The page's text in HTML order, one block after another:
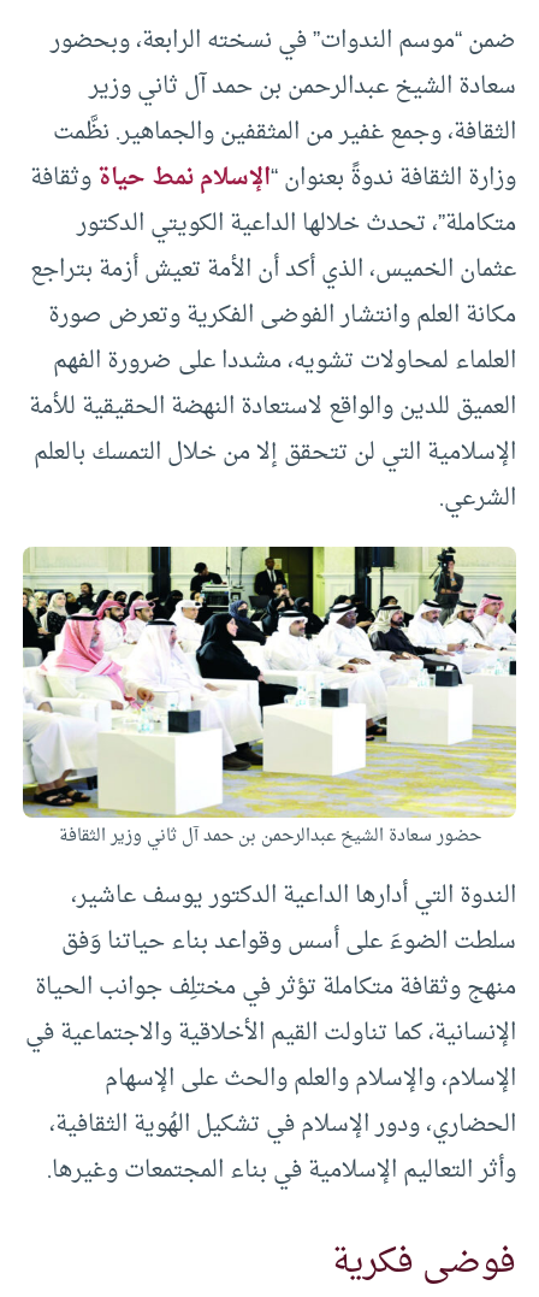
ضمن “موسم الندوات” في نسخته الرابعة، وبحضور
سعادة الشيخ عبدالرحمن بن حمد آل ثاني وزير
الثقافة، وجمع غفير من المثقفين والجماهير. نظَّمت
وزارة الثقافة ندوةً بعنوان “الإسلام نمط حياةوثقافة
متكاملة”، تحدث خلالها الداعية الكويتي الدكتور
عثمان الخميس، الذي أكد أن الأمة تعيش أزمة بتراجع
مكانة العلم وانتشار الفوضى الفكرية وتعرض صورة
العلماء لمحاولات تشويه، مشددا على ضرورة الفهم
العميق للدين والواقع لاستعادة النهضة الحقيقية للأمة
الإسلامية التي لن تتحقق إلا من خلال التمسك بالعلم
الشرعي.
حضور سعادة الشيخ عبدالرحمن بن حمد آل ثاني وزير الثقافة
الندوة التي أدارها الداعية الدكتور يوسف عاشير،
سلطت الضوءَ على أسس وقواعد بناء حياتنا وَفق
منهج وثقافة متكاملة تؤثر في مختلِف جوانب الحياة
الإنسانية، كما تناولت القيم الأخلاقية والاجتماعية في
الإسلام، والإسلام والعلم والحث على الإسهام
الحضاري، ودور الإسلام في تشكيل الهُوية الثقافية،
وأثر التعاليم الإسلامية في بناء المجتمعات وغيرها.
فوضى فكرية